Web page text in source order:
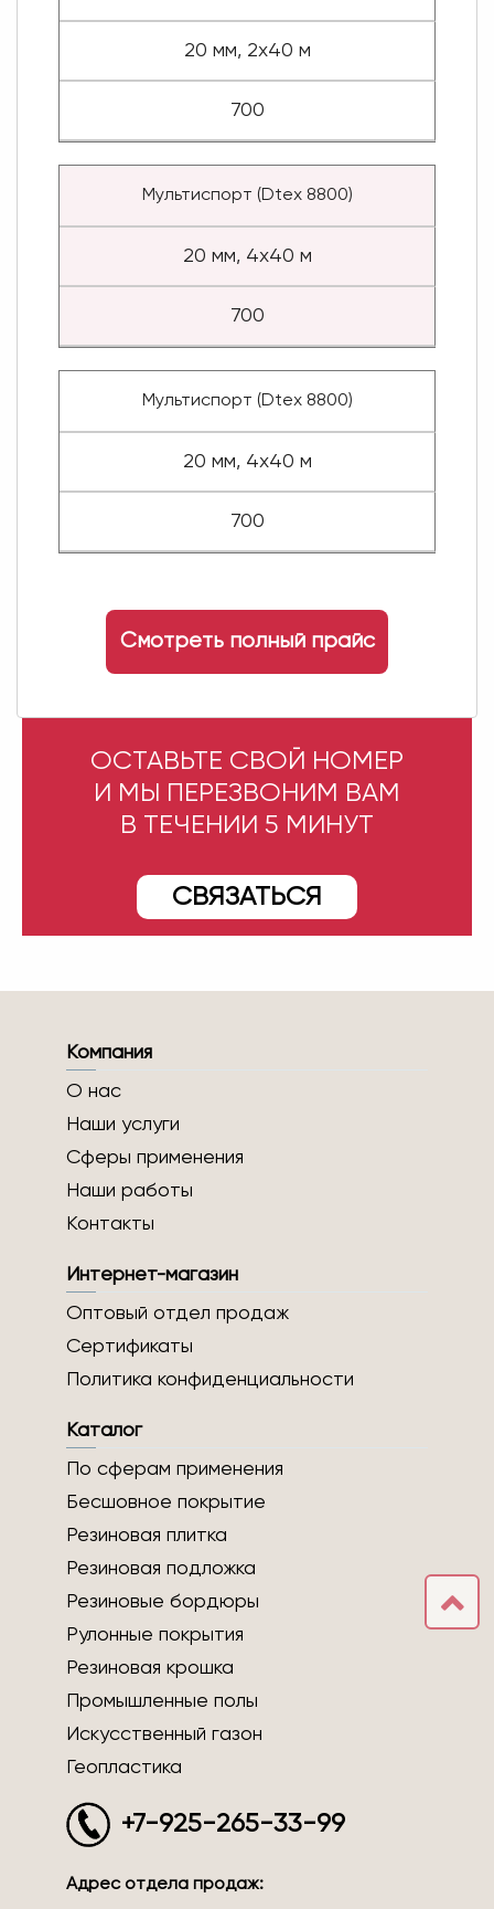
20 мм, 2x40 м
700
Мультиспорт (Dtex 8800)
20 мм, 4x40 м
700
Мультиспорт (Dtex 8800)
20 мм, 4x40 м
700
Смотреть полный прайс
ОСТАВЬТЕ СВОЙ НОМЕР
И МЫ ПЕРЕЗВОНИМ ВАМ
В ТЕЧЕНИИ 5 МИНУТ
СВЯЗАТЬСЯ
Компания
О нас
Наши услуги
Сферы применения
Наши работы
Контакты
Интернет-магазин
Оптовый отдел продаж
Сертификаты
Политика конфиденциальности
Каталог
По сферам применения
Бесшовное покрытие
Резиновая плитка
Резиновая подложка
Резиновые бордюры
Рулонные покрытия
Резиновая крошка
Промышленные полы
Искусственный газон
Геопластика
+7-925-265-33-99
Адрес отдела продаж: